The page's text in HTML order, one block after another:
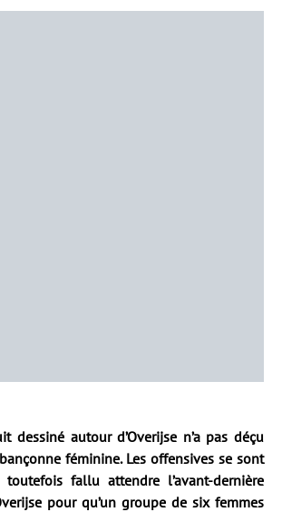
dessiné autour d’Overijse n’a pas déçu
féminine. Les offensives se sont
fallu attendre l’avant-dernière
pour qu’un groupe de six femmes